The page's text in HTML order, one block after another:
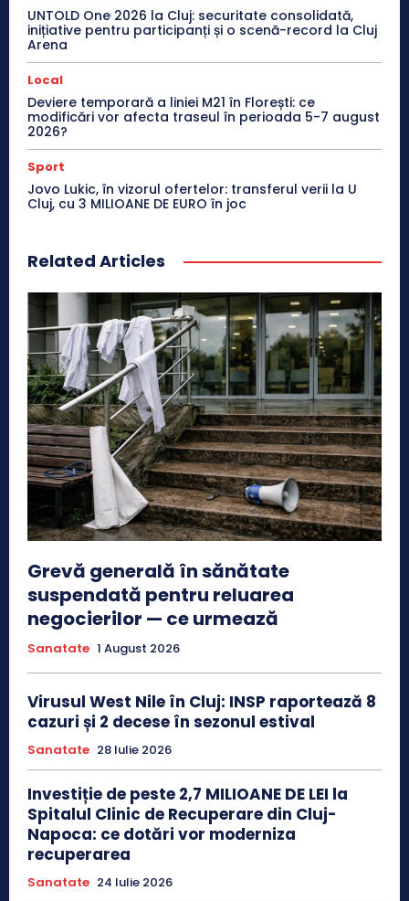
UNTOLD One 2026 la Cluj: securitate consolidată,
inițiative pentru participanți și o scenă-record la Cluj
Arena
Local
Deviere temporară a liniei M21 în Florești: ce
modificări vor afecta traseul în perioada 5-7 august
2026?
Sport
Jovo Lukic, în vizorul ofertelor: transferul verii la U
Cluj, cu 3 MILIOANE DE EURO în joc
Related Articles
Grevă generală în sănătate
suspendată pentru reluarea
negocierilor — ce urmează
Sanatate 1 August 2026
Virusul West Nile în Cluj: INSP raportează 8
cazuri și 2 decese în sezonul estival
Sanatate 28 Iulie 2026
Investiție de peste 2,7 MILIOANE DE LEI la
Spitalul Clinic de Recuperare din Cluj-
Napoca: ce dotări vor moderniza
recuperarea
Sanatate 24 Iulie 2026